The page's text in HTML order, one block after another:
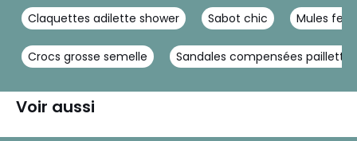
Claquettes adilette shower Sabot chic Mules
Crocs grosse semelle Sandales compensées paillettes
Voir aussi